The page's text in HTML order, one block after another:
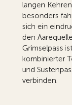
langen
besonders
sich ein
den
Grimselpass
kombinierter
und
verbinden.